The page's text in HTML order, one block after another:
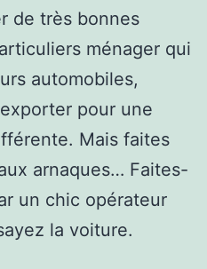
de très bonnes
ménager qui
automobiles,
pour une
Mais faites
arnaques… Faites-
un chic opérateur
la voiture.